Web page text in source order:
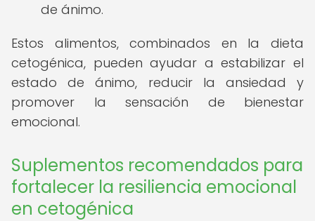
de ánimo.
Estos alimentos, combinados en la dieta
cetogénica, pueden ayudar a estabilizar el
estado de ánimo, reducir la ansiedad y
promover la sensación de bienestar
emocional.
Suplementos recomendados para
fortalecer la resiliencia emocional
en cetogénica